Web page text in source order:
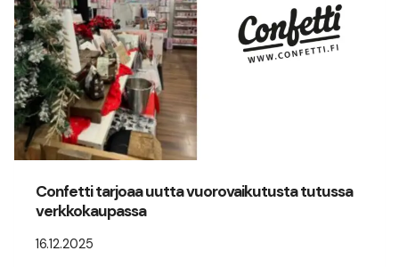
Confetti tarjoaa uutta vuorovaikutusta tutussa
verkkokaupassa
16.12.2025